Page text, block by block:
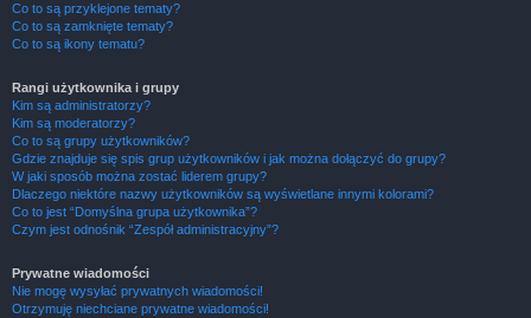
Co to są przyklejone tematy?
Co to są zamknięte tematy?
Co to są ikony tematu?
Rangi użytkownika i grupy
Kim są administratorzy?
Kim są moderatorzy?
Co to są grupy użytkowników?
Gdzie znajduje się spis grup użytkowników i jak można dołączyć do grupy?
W jaki sposób można zostać liderem grupy?
Dlaczego niektóre nazwy użytkowników są wyświetlane innymi kolorami?
Co to jest “Domyślna grupa użytkownika”?
Czym jest odnośnik “Zespół administracyjny”?
Prywatne wiadomości
Nie mogę wysyłać prywatnych wiadomości!
Otrzymuję niechciane prywatne wiadomości!